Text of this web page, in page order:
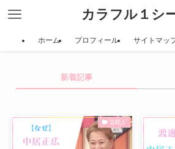
カラフル１シ
ホーム プロフィール サイトマッ
新着記事
芸能人